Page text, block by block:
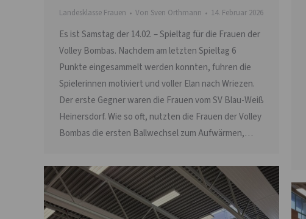
Landesklasse Frauen Von Sven Orthmann 14. Februar 2026
Es ist Samstag der 14.02. – Spieltag für die Frauen der
Volley Bombas. Nachdem am letzten Spieltag 6
Punkte eingesammelt werden konnten, fuhren die
Spielerinnen motiviert und voller Elan nach Wriezen.
Der erste Gegner waren die Frauen vom SV Blau-Weiß
Heinersdorf. Wie so oft, nutzten die Frauen der Volley
Bombas die ersten Ballwechsel zum Aufwärmen,…